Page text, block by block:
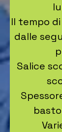
Il tempo
dalle
Salice